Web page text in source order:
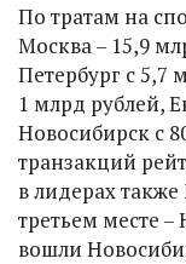
По тратам на
Москва – 15,9
Петербург с 5,7
1 млрд рублей,
Новосибирск с
транзакций
в лидерах
третьем месте
вошли